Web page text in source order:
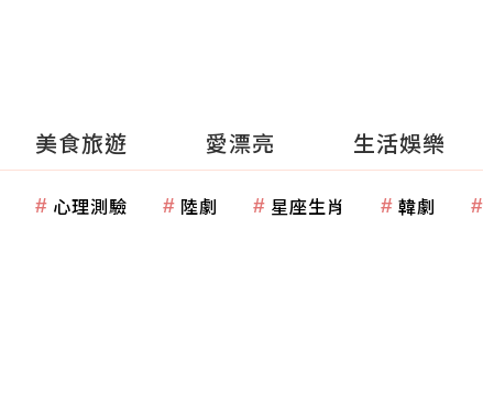
美食旅遊 愛漂亮 生活娛樂
心理測驗 陸劇 星座生肖 韓劇